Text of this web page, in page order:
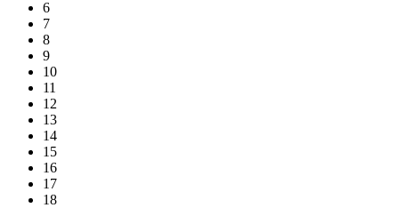
6
7
8
9
10
11
12
13
14
15
16
17
18